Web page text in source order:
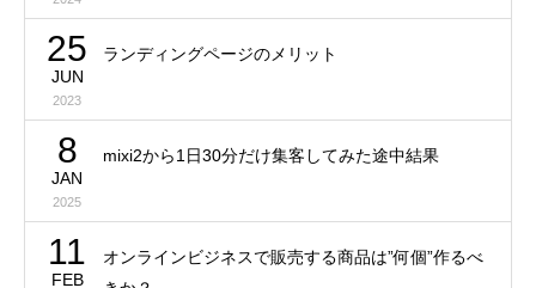
25
JUN
2023
ランディングページのメリット
8
JAN
2025
mixi2から1日30分だけ集客してみた途中結果
11
FEB
オンラインビジネスで販売する商品は”何個”作るべ